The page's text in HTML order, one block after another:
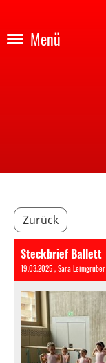
Menü
Zurück
Steckbrief Ballett
19.03.2025, Sara Leimgruber